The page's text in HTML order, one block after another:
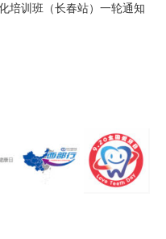
培训班（长春站）一轮通知